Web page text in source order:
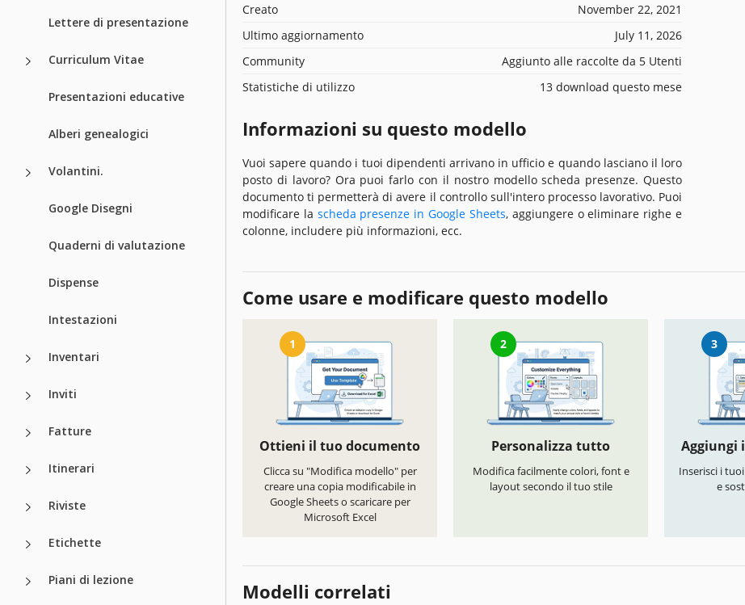
Lettere di presentazione
Curriculum Vitae
Presentazioni educative
Alberi genealogici
Volantini.
Google Disegni
Quaderni di valutazione
Dispense
Intestazioni
Inventari
Inviti
Fatture
Itinerari
Riviste
Etichette
Piani di lezione
Creato
November 22, 2021
Ultimo aggiornamento
July 11, 2026
Community
Aggiunto alle raccolte da 5 Utenti
Statistiche di utilizzo
13 download questo mese
Informazioni su questo modello
Vuoi sapere quando i tuoi dipendenti arrivano in ufficio e quando lasciano il loro
posto di lavoro? Ora puoi farlo con il nostro modello scheda presenze. Questo
documento ti permetterà di avere il controllo sull'intero processo lavorativo. Puoi
modificare la scheda presenze in Google Sheets, aggiungere o eliminare righe e
colonne, includere più informazioni, ecc.
Come usare e modificare questo modello
1
Ottieni il tuo documento
Clicca su "Modifica modello" per
creare una copia modificabile in
Google Sheets o scaricare per
Microsoft Excel
2
Personalizza tutto
Modifica facilmente colori, font e
layout secondo il tuo stile
3
Aggiungi
Inserisci i
e
Modelli correlati